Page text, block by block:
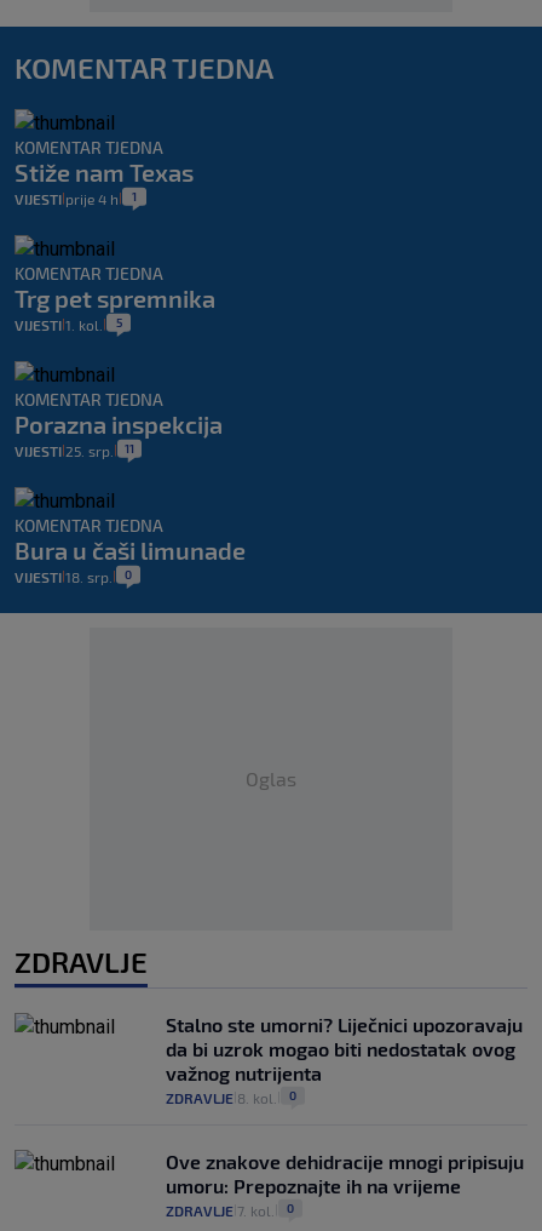
KOMENTAR TJEDNA
KOMENTAR TJEDNA
Stiže nam Texas
VIJESTI prije 4 h 1
KOMENTAR TJEDNA
Trg pet spremnika
VIJESTI 1. kol. 5
KOMENTAR TJEDNA
Porazna inspekcija
VIJESTI 25. srp. 11
KOMENTAR TJEDNA
Bura u čaši limunade
VIJESTI 18. srp. 0
Oglas
ZDRAVLJE
Stalno ste umorni? Liječnici upozoravaju
da bi uzrok mogao biti nedostatak ovog
važnog nutrijenta
ZDRAVLJE 8. kol. 0
Ove znakove dehidracije mnogi pripisuju
umoru: Prepoznajte ih na vrijeme
ZDRAVLJE 7. kol. 0